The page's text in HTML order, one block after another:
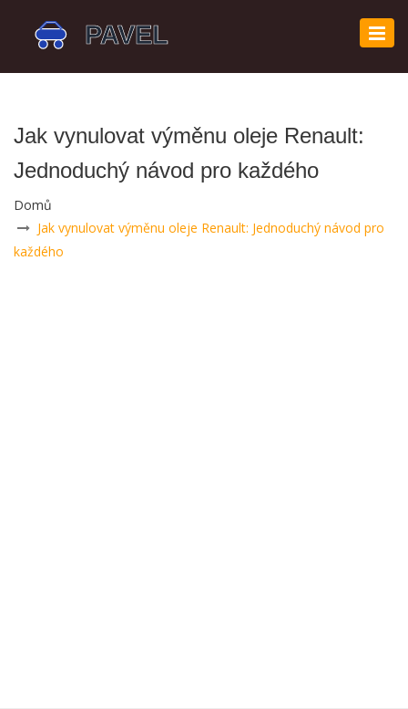
Jak vynulovat výměnu oleje Renault:
Jednoduchý návod pro každého
Domů
Jak vynulovat výměnu oleje Renault: Jednoduchý návod pro
každého